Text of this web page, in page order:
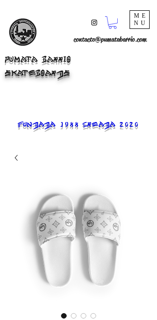
ME
NU
FUNDADA 1988 CREADA 2020
PUMATA BARRIO
SKATEBOARDS
contacto@pumatabarrio.com